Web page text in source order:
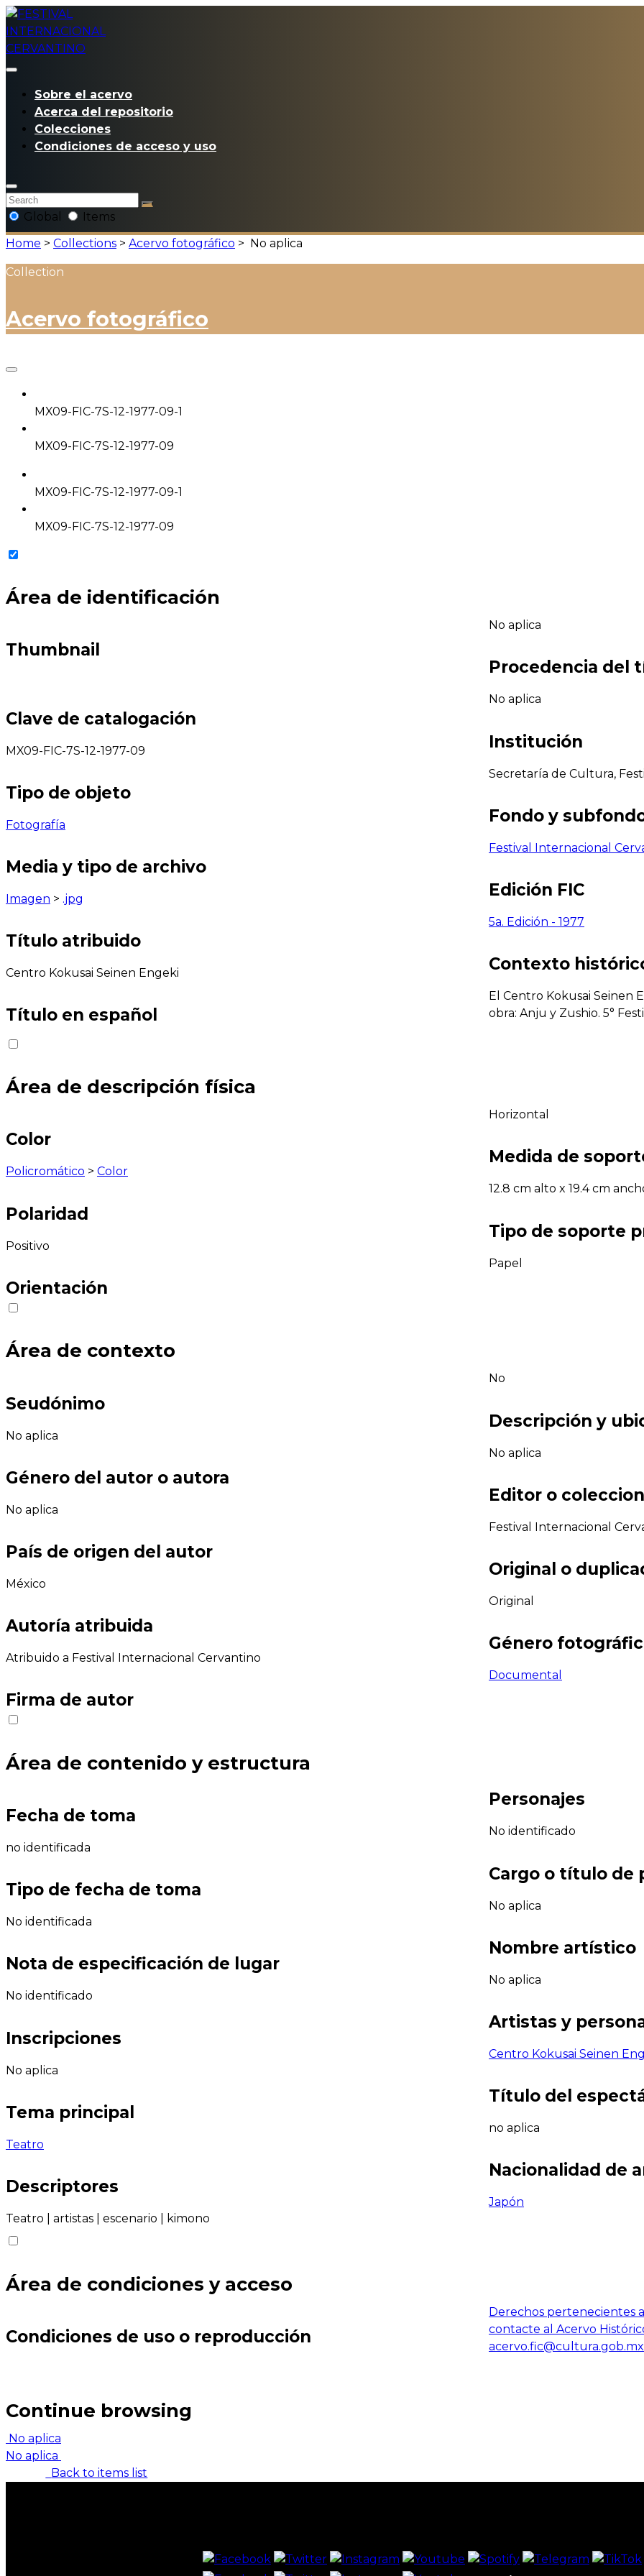
Sobre el acervo
Acerca del repositorio
Colecciones
Condiciones de acceso y uso
Global
Items
Home > Collections > Acervo fotográfico > No aplica
Collection
Acervo fotográfico
MX09-FIC-7S-12-1977-09-1
MX09-FIC-7S-12-1977-09
MX09-FIC-7S-12-1977-09-1
MX09-FIC-7S-12-1977-09
Área de identificación
Thumbnail
Clave de catalogación
MX09-FIC-7S-12-1977-09
Tipo de objeto
Fotografía
Media y tipo de archivo
Imagen > .jpg
Título atribuido
Centro Kokusai Seinen Engeki
Título en español
No aplica
Procedencia del
No aplica
Institución
Secretaría de Cultura,
Fondo y
Festival Internacional
Edición FIC
5a. Edición - 1977
Contexto
El Centro Kokusai Seinen
obra: Anju y Zushio. 5°
Área de descripción física
Color
Policromático > Color
Polaridad
Positivo
Orientación
Horizontal
Medida de
12.8 cm alto x 19.4 cm
Tipo de soporte
Papel
Área de contexto
Seudónimo
No aplica
Género del autor o autora
No aplica
País de origen del autor
México
Autoría atribuida
Atribuido a Festival Internacional Cervantino
Firma de autor
No
Descripción y
No aplica
Editor o
Festival Internacional
Original o
Original
Género
Documental
Área de contenido y estructura
Fecha de toma
no identificada
Tipo de fecha de toma
No identificada
Nota de especificación de lugar
No identificado
Inscripciones
No aplica
Tema principal
Teatro
Descriptores
Teatro artistas escenario kimono
Personajes
No identificado
Cargo o título de
No aplica
Nombre artístico
No aplica
Artistas y
Centro Kokusai Seinen
Título del
no aplica
Nacionalidad de
Japón
Área de condiciones y acceso
Condiciones de uso o reproducción
Derechos pertenecientes
contacte al Acervo
acervo.fic@cultura.gob.mx
Continue browsing
No aplica
No aplica
Back to items list